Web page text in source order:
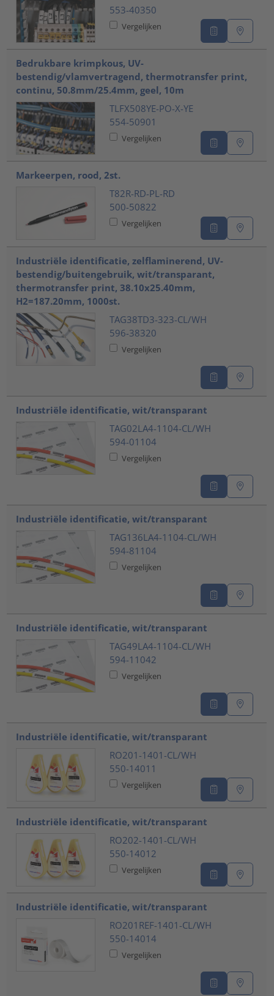
553-40350
Vergelijken
Bedrukbare krimpkous, UV-
bestendig/vlamvertragend, thermotransfer print,
continu, 50.8mm/25.4mm, geel, 10m
TLFX508YE-PO-X-YE
554-50901
Vergelijken
Markeerpen, rood, 2st.
T82R-RD-PL-RD
500-50822
Vergelijken
Industriële identificatie, zelflaminerend, UV-
bestendig/buitengebruik, wit/transparant,
thermotransfer print, 38.10x25.40mm,
H2=187.20mm, 1000st.
TAG38TD3-323-CL/WH
596-38320
Vergelijken
Industriële identificatie, wit/transparant
TAG02LA4-1104-CL/WH
594-01104
Vergelijken
Industriële identificatie, wit/transparant
TAG136LA4-1104-CL/WH
594-81104
Vergelijken
Industriële identificatie, wit/transparant
TAG49LA4-1104-CL/WH
594-11042
Vergelijken
Industriële identificatie, wit/transparant
RO201-1401-CL/WH
550-14011
Vergelijken
Industriële identificatie, wit/transparant
RO202-1401-CL/WH
550-14012
Vergelijken
Industriële identificatie, wit/transparant
RO201REF-1401-CL/WH
550-14014
Vergelijken